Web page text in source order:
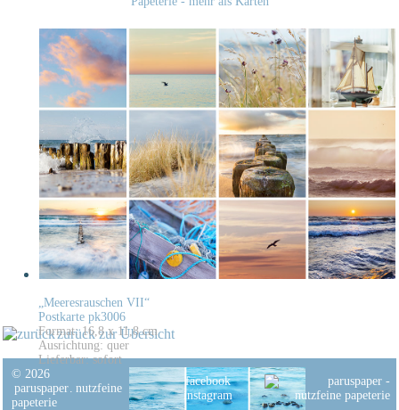
„Meeresrauschen VII“
Postkarte pk3006
Format: 16,8 x 11,8 cm
Ausrichtung: quer
Lieferbar: sofort
zurück zur Übersicht
© 2026
paruspaper. nutzfeine
papeterie
facebook
instagram